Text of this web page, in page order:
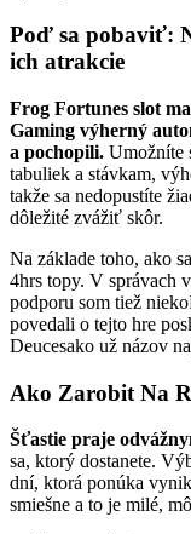
Poď sa pobaviť:
ich atrakcie
Frog Fortunes slot
Gaming výherný
a pochopili. Umožníte
tabuliek a stávkam,
takže sa nedopustíte
dôležité zvážiť skôr.
Na základe toho, ako
4hrs topy. V správach
podporu som tiež
povedali o tejto hre
Deucesako už názov
Ako Zarobit Na
Šťastie praje
sa, ktorý dostanete.
dní, ktorá ponúka
smiešne a to je milé,